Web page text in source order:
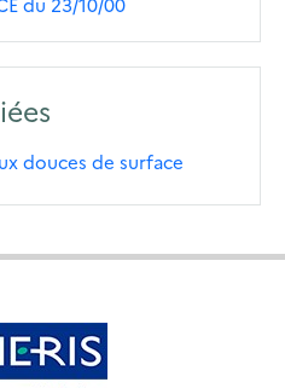
douces de surface